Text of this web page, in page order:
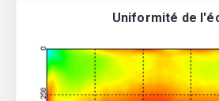
Uniformité de